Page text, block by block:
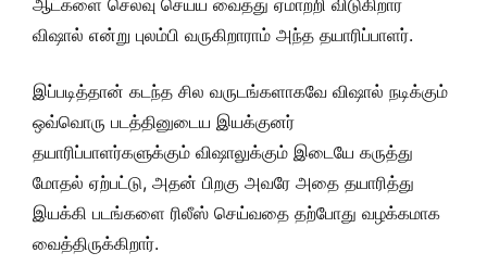
ஆட்களை செலவு செய்ய வைத்து ஏமாற்றி விடுகிறார்
விஷால் என்று புலம்பி வருகிறாராம் அந்த தயாரிப்பாளர்.
இப்படித்தான் கடந்த சில வருடங்களாகவே விஷால் நடிக்கும்
ஒவ்வொரு படத்தினுடைய இயக்குனர்
தயாரிப்பாளர்களுக்கும் விஷாலுக்கும் இடையே கருத்து
மோதல் ஏற்பட்டு, அதன் பிறகு அவரே அதை தயாரித்து
இயக்கி படங்களை ரிலீஸ் செய்வதை தற்போது வழக்கமாக
வைத்திருக்கிறார்.